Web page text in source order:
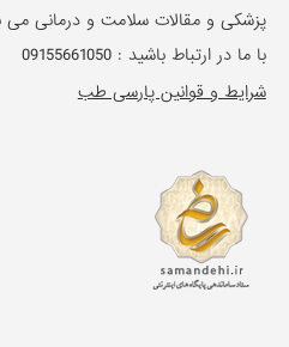
پزشکی و مقالات سلامت و درمانی می
با ما در ارتباط باشید :09155661050
شرایط و قوانین پارسی طب